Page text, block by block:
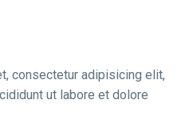
consectetur adipisicing elit,
ut labore et dolore